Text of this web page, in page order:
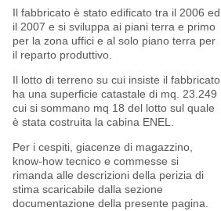
Il fabbricato è stato edificato tra il 2006 ed
il 2007 e si sviluppa ai piani terra e primo
per la zona uffici e al solo piano terra per
il reparto produttivo.
Il lotto di terreno su cui insiste il fabbricato
ha una superficie catastale di mq. 23.249
cui si sommano mq 18 del lotto sul quale
è stata costruita la cabina ENEL.
Per i cespiti, giacenze di magazzino,
know-how tecnico e commesse si
rimanda alle descrizioni della perizia di
stima scaricabile dalla sezione
documentazione della presente pagina.